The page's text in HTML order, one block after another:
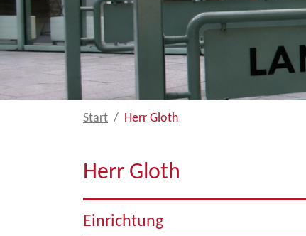
Start Herr Gloth
Herr Gloth
Einrichtung